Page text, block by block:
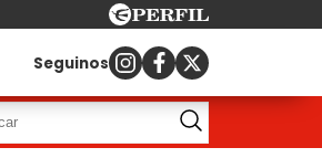
Seguinos